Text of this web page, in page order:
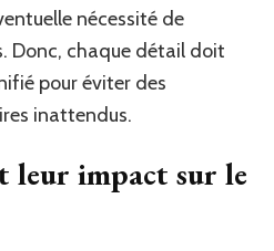
nécessité de
Donc, chaque détail doit
pour éviter des
inattendus.
leur impact sur le